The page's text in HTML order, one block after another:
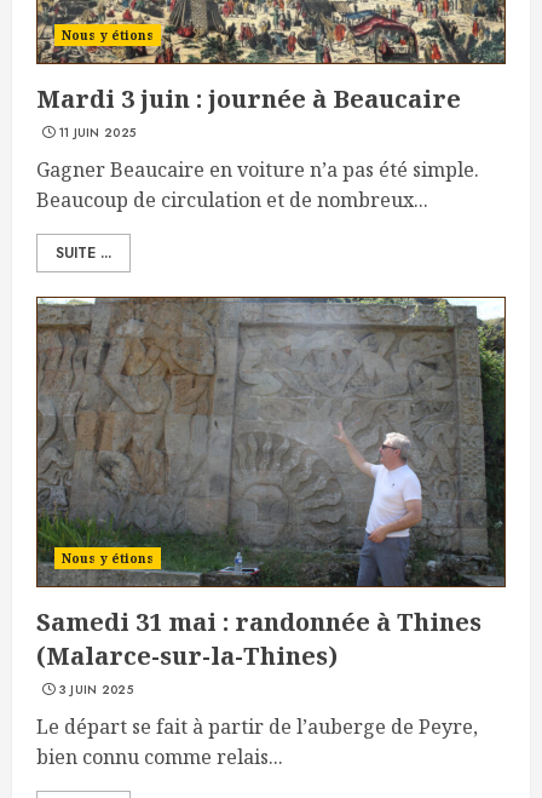
Nous y étions
Mardi 3 juin : journée à Beaucaire
11 JUIN 2025
Gagner Beaucaire en voiture n’a pas été simple.
Beaucoup de circulation et de nombreux...
SUITE ...
Nous y étions
Samedi 31 mai : randonnée à Thines
(Malarce-sur-la-Thines)
3 JUIN 2025
Le départ se fait à partir de l’auberge de Peyre,
bien connu comme relais...